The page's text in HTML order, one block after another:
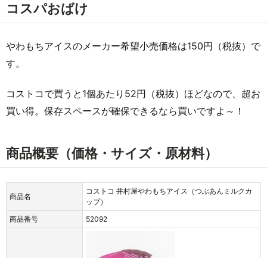
コスパおばけ
やわもちアイスのメーカー希望小売価格は150円（税抜）で
す。
コストコで買うと1個あたり52円（税抜）ほどなので、超お
買い得。保存スペースが確保できるなら買いですよ～！
商品概要（価格・サイズ・原材料）
商品名
コストコ 井村屋やわもちアイス（つぶあんミルクカ
ップ）
商品番号
52092